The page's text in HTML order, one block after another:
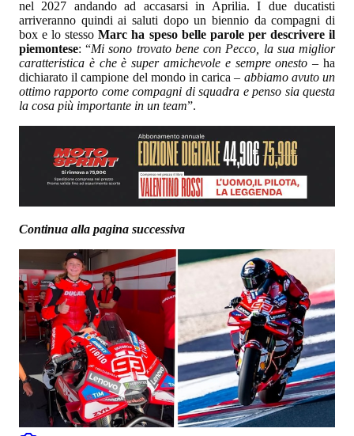
nel 2027 andando ad accasarsi in Aprilia. I due ducatisti
arriveranno quindi ai saluti dopo un biennio da compagni di
box e lo stessoMarc ha speso belle parole per descrivere il
piemontese: “Mi sono trovato bene con Pecco, la sua miglior
caratteristica è che è super amichevole e sempre onesto – ha
dichiarato il campione del mondo in carica – abbiamo avuto un
ottimo rapporto come compagni di squadra e penso sia questa
la cosa più importante in un team”.
Continua alla pagina successiva